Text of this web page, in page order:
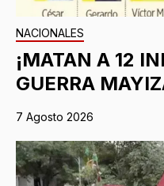
NACIONALES
¡MATAN A 12
GUERRA
7 Agosto 2026